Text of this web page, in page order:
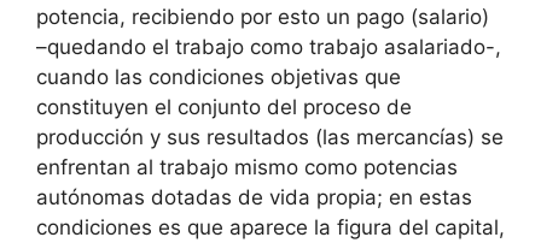
potencia, recibiendo por esto un pago (salario)
–quedando el trabajo como trabajo asalariado-,
cuando las condiciones objetivas que
constituyen el conjunto del proceso de
producción y sus resultados (las mercancías) se
enfrentan al trabajo mismo como potencias
autónomas dotadas de vida propia; en estas
condiciones es que aparece la figura del capital,